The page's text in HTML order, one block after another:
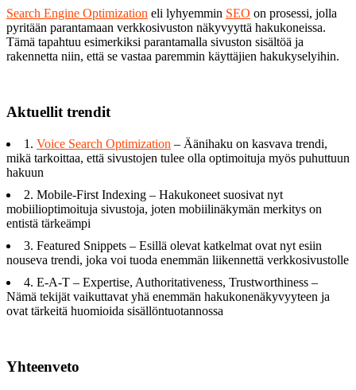
Search Engine Optimization eli lyhyemmin SEO on prosessi, jolla
pyritään parantamaan verkkosivuston näkyvyyttä hakukoneissa.
Tämä tapahtuu esimerkiksi parantamalla sivuston sisältöä ja
rakennetta niin, että se vastaa paremmin käyttäjien hakukyselyihin.
Aktuellit trendit
1. Voice Search Optimization – Äänihaku on kasvava trendi,
mikä tarkoittaa, että sivustojen tulee olla optimoituja myös puhuttuun
hakuun
2. Mobile-First Indexing – Hakukoneet suosivat nyt
mobiilioptimoituja sivustoja, joten mobiilinäkymän merkitys on
entistä tärkeämpi
3. Featured Snippets – Esillä olevat katkelmat ovat nyt esiin
nouseva trendi, joka voi tuoda enemmän liikennettä verkkosivustolle
4. E-A-T – Expertise, Authoritativeness, Trustworthiness –
Nämä tekijät vaikuttavat yhä enemmän hakukonenäkyvyyteen ja
ovat tärkeitä huomioida sisällöntuotannossa
Yhteenveto